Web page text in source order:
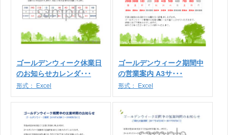
ゴールデンウィーク休業日
のお知らせカレンダ･･･
形式： Excel
ゴールデンウィーク期間中
の営業案内 A3サ･･･
形式： Excel